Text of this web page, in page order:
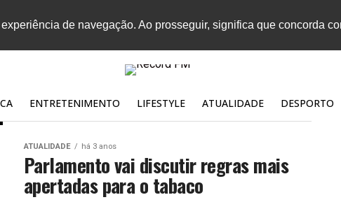
de navegação. Ao prosseguir, significa que concorda
ENTRETENIMENTO LIFESTYLE ATUALIDADE DESPORTO
ATUALIDADE há 3 anos
Parlamento vai discutir regras mais
apertadas para o tabaco